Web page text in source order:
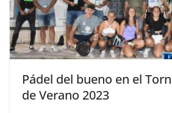
Pádel del bueno en el
de Verano 2023